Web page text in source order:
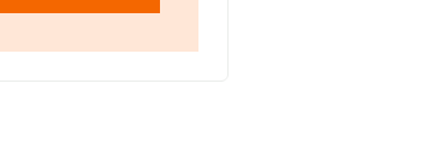
907 puesto. Éstas son